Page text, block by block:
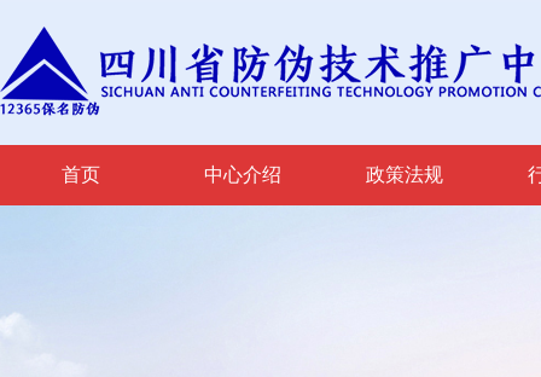
首页 中心介绍 政策法规